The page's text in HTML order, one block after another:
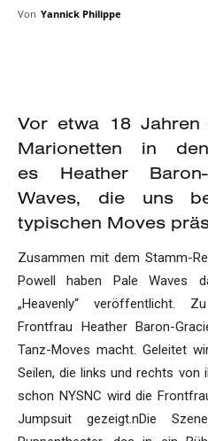
Von Yannick Philippe
Vor etwa 18 Jahren
Marionetten in
es Heather
Waves, die uns
typischen Moves
Zusammen mit dem Stamm-
Powell haben Pale Waves
„Heavenly“ veröffentlicht.
Frontfrau Heather Baron-
Tanz-Moves macht. Geleitet
Seilen, die links und rechts von
schon NYSNC wird die
Jumpsuit gezeigt.nDie